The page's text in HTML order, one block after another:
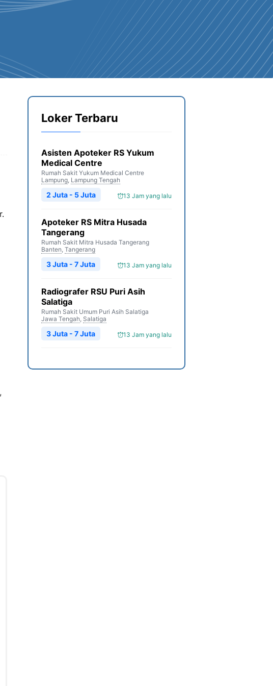
Loker Terbaru
Asisten Apoteker RS Yukum
Medical Centre
Rumah Sakit Yukum Medical Centre
Lampung, Lampung Tengah
13 Jam yang lalu
2 Juta - 5 Juta
Apoteker RS Mitra Husada
Tangerang
Rumah Sakit Mitra Husada Tangerang
Banten, Tangerang
13 Jam yang lalu
3 Juta - 7 Juta
Radiografer RSU Puri Asih
Salatiga
Rumah Sakit Umum Puri Asih Salatiga
Jawa Tengah, Salatiga
13 Jam yang lalu
3 Juta - 7 Juta